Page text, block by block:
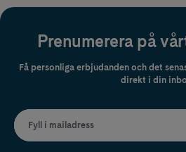
Prenumerera på
Få personliga erbjudanden och det
direkt i din
Fyll i mailadress